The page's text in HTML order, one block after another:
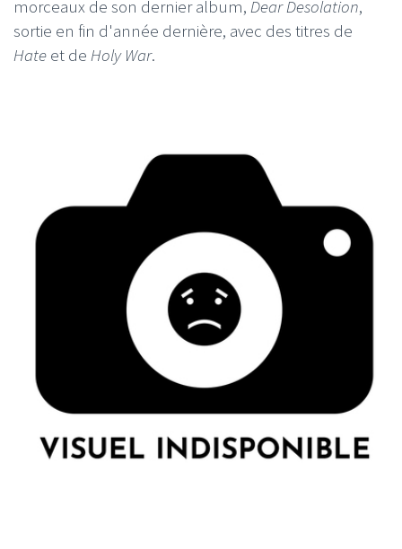
morceaux de son dernier album, Dear Desolation,
sortie en fin d'année dernière, avec des titres de
Hate et de Holy War.